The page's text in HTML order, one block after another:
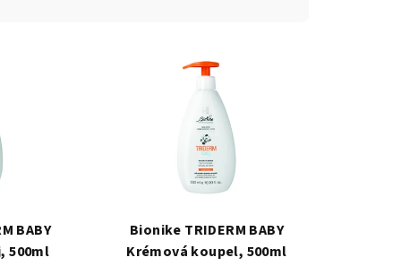
BABY
500ml
Bionike TRIDERM BABY
Krémová koupel, 500ml